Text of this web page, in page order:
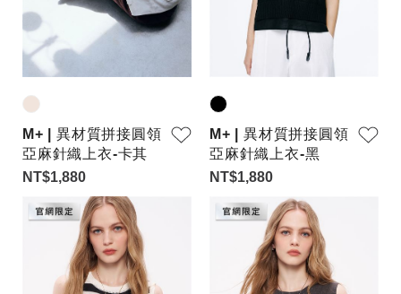
M+ | 異材質拼接圓領
亞麻針織上衣-卡其
NT$1,880
M+ | 異材質拼接圓領
亞麻針織上衣-黑
NT$1,880